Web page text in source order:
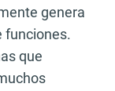
genera
funciones.
que